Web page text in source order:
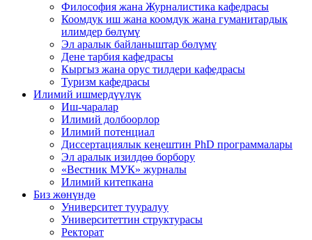
Философия жана Журналистика кафедрасы
Коомдук иш жана коомдук жана гуманитардык
илимдер бөлүмү
Эл аралык байланыштар бөлүмү
Дене тарбия кафедрасы
Кыргыз жана орус тилдери кафедрасы
Туризм кафедрасы
Илимий ишмердүүлүк
Иш-чаралар
Илимий долбоорлор
Илимий потенциал
Диссертациялык кеңештин PhD программалары
Эл аралык изилдөө борбору
«Вестник МУК» журналы
Илимий китепкана
Биз жөнүндө
Университет тууралуу
Университеттин структурасы
Ректорат